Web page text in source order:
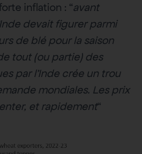
inflation : “avant
devait figurer parmi
de blé pour la saison
tout (ou partie) des
par l’Inde crée un trou
mondiales. Les prix
et rapidement“